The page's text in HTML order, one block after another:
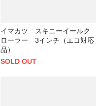
イマカツ スキニーイールク
ローラー 3インチ（エコ対応
品）
SOLD OUT